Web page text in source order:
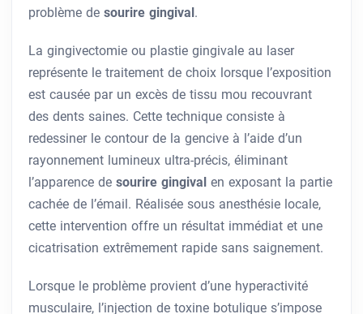
problème de sourire gingival .
La gingivectomie ou plastie gingivale au laser
représente le traitement de choix lorsque l’exposition
est causée par un excès de tissu mou recouvrant
des dents saines. Cette technique consiste à
redessiner le contour de la gencive à l’aide d’un
rayonnement lumineux ultra-précis, éliminant
l’apparence de sourire gingival en exposant la partie
cachée de l’émail. Réalisée sous anesthésie locale,
cette intervention offre un résultat immédiat et une
cicatrisation extrêmement rapide sans saignement.
Lorsque le problème provient d’une hyperactivité
musculaire, l’injection de toxine botulique s’impose